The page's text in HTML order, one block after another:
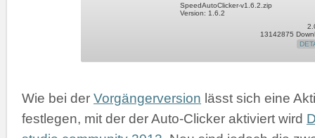
SpeedAutoClicker-v1.6.2.zip
Version: 1.6.2
13142875
Wie bei der Vorgängerversion lässt sich eine
festlegen, mit der der Auto-Clicker aktiviert wird